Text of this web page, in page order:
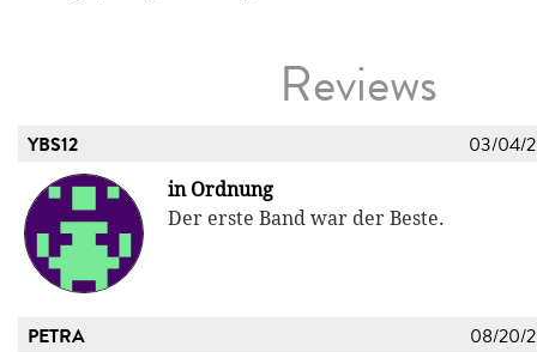
Reviews
YBS12 03/04/
in Ordnung
Der erste Band war der Beste.
PETRA 08/20/